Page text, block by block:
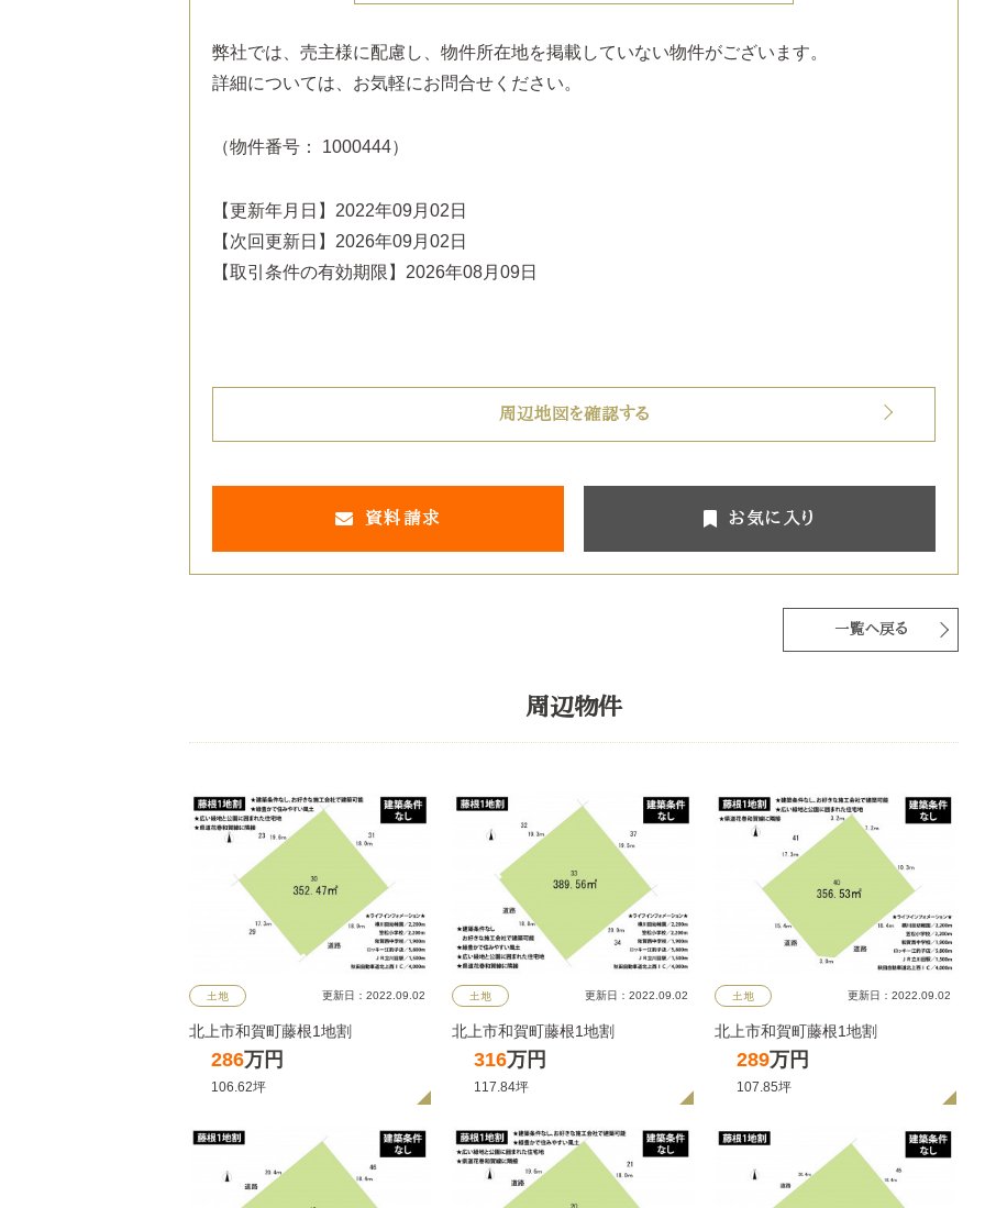
弊社では、売主様に配慮し、物件所在地を掲載していない物件がございます。
詳細については、お気軽にお問合せください。
（物件番号： 1000444）
【更新年月日】2022年09月02日
【次回更新日】2026年09月02日
【取引条件の有効期限】2026年08月09日
周辺地図を確認する
資料請求 お気に入り
一覧へ戻る
周辺物件
土地 更新日：2022.09.02
北上市和賀町藤根1地割
286万円
106.62坪
土地 更新日：2022.09.02
北上市和賀町藤根1地割
316万円
117.84坪
土地 更新日：2022.09.02
北上市和賀町藤根1地割
289万円
107.85坪